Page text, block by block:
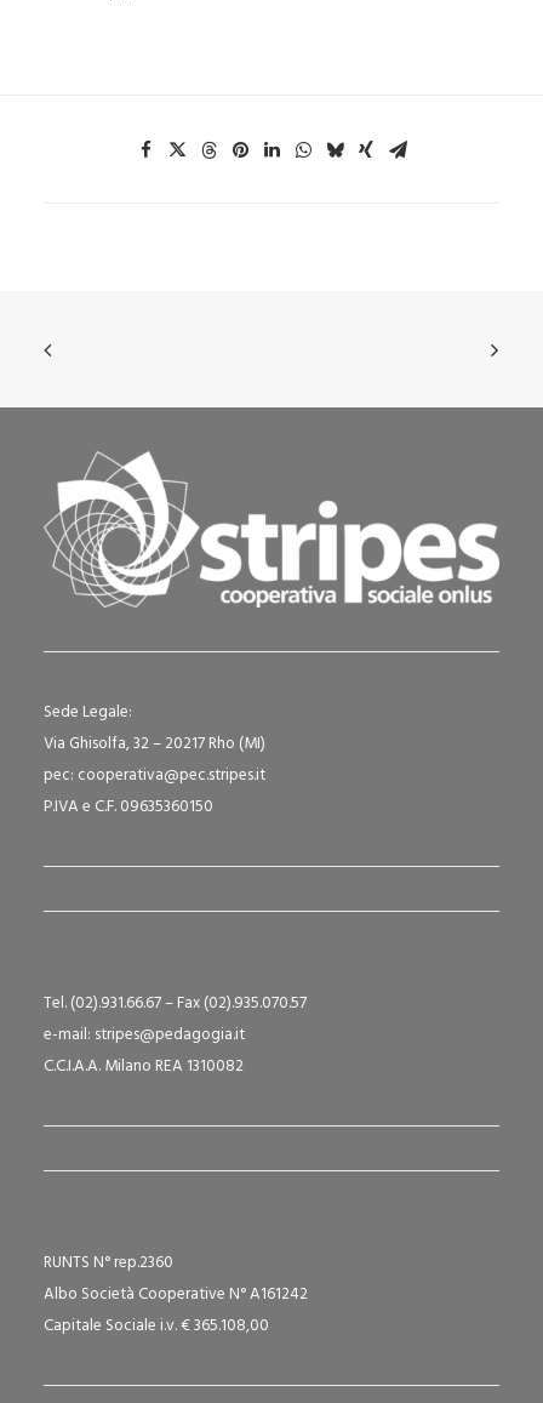
Sede Legale:
Via Ghisolfa, 32 – 20217 Rho (MI)
pec: cooperativa@pec.stripes.it
P.IVA e C.F. 09635360150
Tel. (02).931.66.67 – Fax (02).935.070.57
e-mail: stripes@pedagogia.it
C.C.I.A.A. Milano REA 1310082
RUNTS N° rep.2360
Albo Società Cooperative N° A161242
Capitale Sociale i.v. € 365.108,00